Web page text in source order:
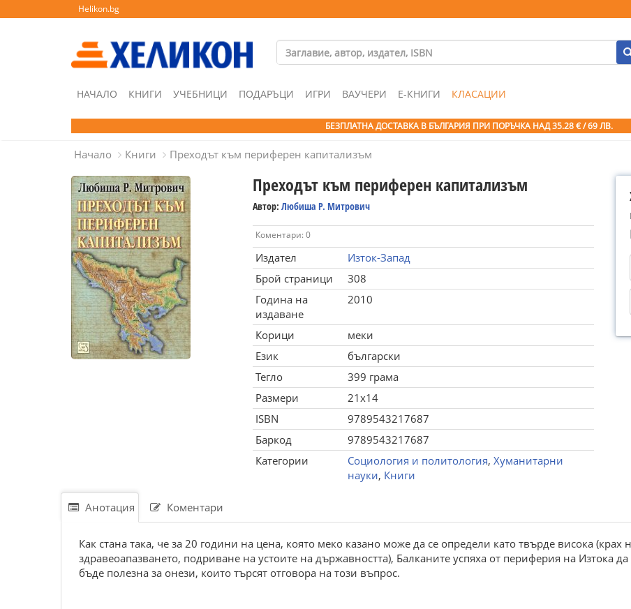
Helikon.bg
НАЧАЛО КНИГИ УЧЕБНИЦИ ПОДАРЪЦИ ИГРИ ВАУЧЕРИ Е-КНИГИ КЛАСАЦИИ
БЕЗПЛАТНА ДОСТАВКА В БЪЛГАРИЯ ПРИ ПОРЪЧКА НАД 35.28 € / 69 ЛВ.
Начало Книги Преходът към периферен капитализъм
Преходът към периферен капитализъм
Автор: Любиша Р. Митрович
Коментари: 0
Издател
Изток-Запад
Брой страници
308
Година на
издаване
2010
Корици
меки
Език
български
Тегло
399 грама
Размери
21x14
ISBN
9789543217687
Баркод
9789543217687
Категории
Социология и политология, Хуманитарни
науки, Книги
Анотация Коментари
Как стана така, че за 20 години на цена, която меко казано може да се определи като твърде висока (крах
здравеоапазването, подриване на устоите на държавността), Балканите успяха от периферия на Изтока
бъде полезна за онези, които търсят отговора на този въпрос.